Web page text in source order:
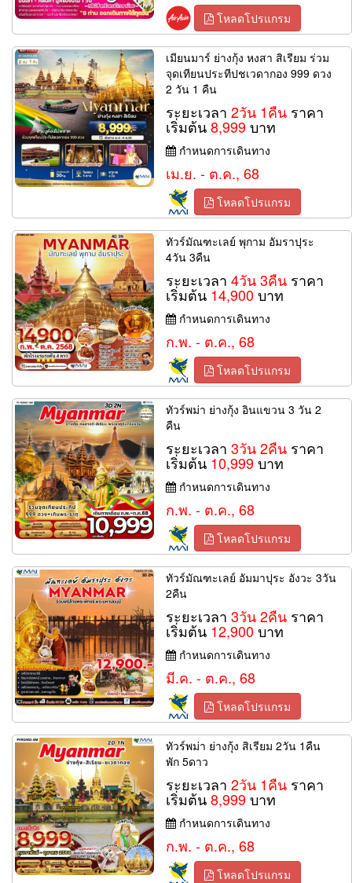
โหลดโปรแกรม
เมียนมาร์ ย่างกุ้ง หงสา สิเรียม ร่วม
จุดเทียนประทีปชเวดากอง 999 ดวง
2 วัน 1 คืน
ระยะเวลา2วัน 1คืน ราคา
เริ่มต้น8,999บาท
กำหนดการเดินทาง
เม.ย. - ต.ค., 68
โหลดโปรแกรม
ทัวร์มัณฑะเลย์ พุกาม อัมราปุระ
4วัน 3คืน
ระยะเวลา4วัน 3คืน ราคา
เริ่มต้น 14,900บาท
กำหนดการเดินทาง
ก.พ. - ต.ค., 68
โหลดโปรแกรม
ทัวร์พม่า ย่างกุ้ง อินแขวน 3 วัน 2
คืน
ระยะเวลา3วัน 2คืน ราคา
เริ่มต้น 10,999บาท
กำหนดการเดินทาง
ก.พ. - ต.ค., 68
โหลดโปรแกรม
ทัวร์มัณฑะเลย์ อัมมาปุระ อังวะ 3วัน
2คืน
ระยะเวลา3วัน 2คืน ราคา
เริ่มต้น 12,900บาท
กำหนดการเดินทาง
มี.ค. - ต.ค., 68
โหลดโปรแกรม
ทัวร์พม่า ย่างกุ้ง สิเรียม 2วัน 1คืน
พัก 5ดาว
ระยะเวลา2วัน 1คืน ราคา
เริ่มต้น8,999บาท
กำหนดการเดินทาง
ก.พ. - ต.ค., 68
โหลดโปรแกรม